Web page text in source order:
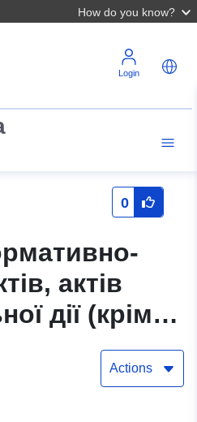
How do you know?
Login
0
актів
дії (крім
Actions